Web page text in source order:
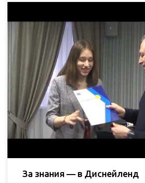
За знания — в Диснейленд